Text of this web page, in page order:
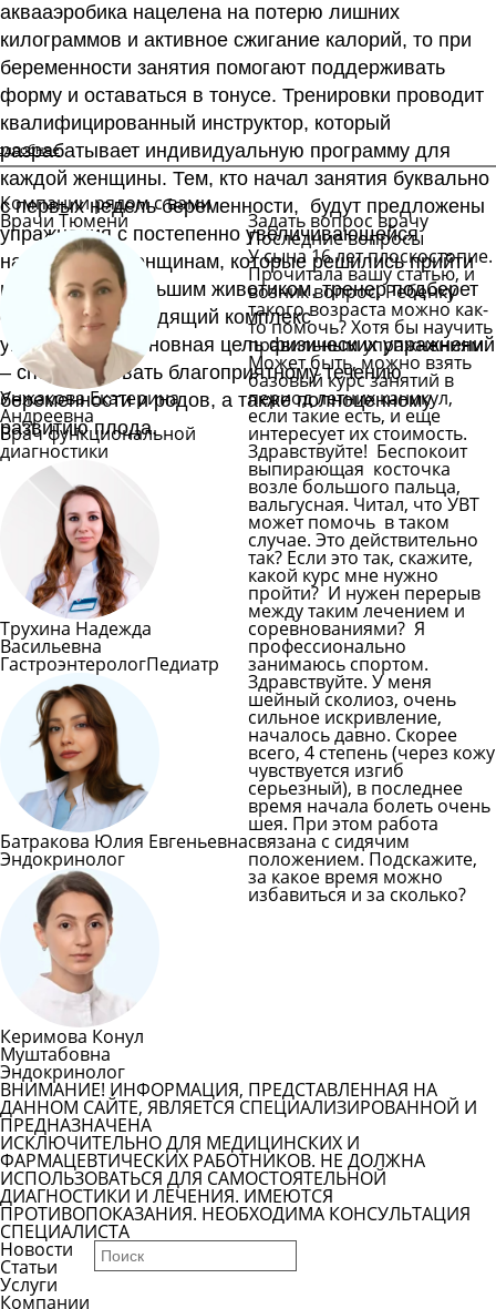
аквааэробика нацелена на потерю лишних
килограммов и активное сжигание калорий, то при
беременности занятия помогают поддерживать
форму и оставаться в тонусе. Тренировки проводит
квалифицированный инструктор, который
разрабатывает индивидуальную программу для
каждой женщины. Тем, кто начал занятия буквально
с первых недель беременности, будут предложены
упражнения с постепенно увеличивающейся
нагрузкой. А женщинам, которые решились прийти
на занятия с большим животиком, тренер подберет
специальный щадящий комплекс
упражнений. Основная цель физических упражнений
– способствовать благоприятному течению
беременности и родов, а также полноценному
развитию плода.
Компании рядом с вами
Врачи Тюмени
Унжакова Екатерина
Андреевна
Врач функциональной
диагностики
Трухина Надежда
Васильевна
ГастроэнтерологПедиатр
Батракова Юлия Евгеньевна
Эндокринолог
Керимова Конул
Муштабовна
Эндокринолог
Задать вопрос врачу
Последние вопросы
У сына 16 лет плоскостопие.
Прочитала вашу статью, и
возник вопрос. Ребенку
такого возраста можно как-
то помочь? Хотя бы научить
правильным упражнениям.
Может быть, можно взять
базовый курс занятий в
период летних каникул,
если такие есть, и еще
интересует их стоимость.
Здравствуйте! Беспокоит
выпирающая косточка
возле большого пальца,
вальгусная. Читал, что УВТ
может помочь в таком
случае. Это действительно
так? Если это так, скажите,
какой курс мне нужно
пройти? И нужен перерыв
между таким лечением и
соревнованиями? Я
профессионально
занимаюсь спортом.
Здравствуйте. У меня
шейный сколиоз, очень
сильное искривление,
началось давно. Скорее
всего, 4 степень (через кожу
чувствуется изгиб
серьезный), в последнее
время начала болеть очень
шея. При этом работа
связана с сидячим
положением. Подскажите,
за какое время можно
избавиться и за сколько?
ВНИМАНИЕ! ИНФОРМАЦИЯ, ПРЕДСТАВЛЕННАЯ НА
ДАННОМ САЙТЕ, ЯВЛЯЕТСЯ СПЕЦИАЛИЗИРОВАННОЙ И
ПРЕДНАЗНАЧЕНА
ИСКЛЮЧИТЕЛЬНО ДЛЯ МЕДИЦИНСКИХ И
ФАРМАЦЕВТИЧЕСКИХ РАБОТНИКОВ. НЕ ДОЛЖНА
ИСПОЛЬЗОВАТЬСЯ ДЛЯ САМОСТОЯТЕЛЬНОЙ
ДИАГНОСТИКИ И ЛЕЧЕНИЯ. ИМЕЮТСЯ
ПРОТИВОПОКАЗАНИЯ. НЕОБХОДИМА КОНСУЛЬТАЦИЯ
СПЕЦИАЛИСТА
Новости
Статьи
Услуги
Компании